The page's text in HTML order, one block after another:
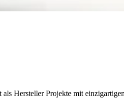
Hersteller Projekte mit